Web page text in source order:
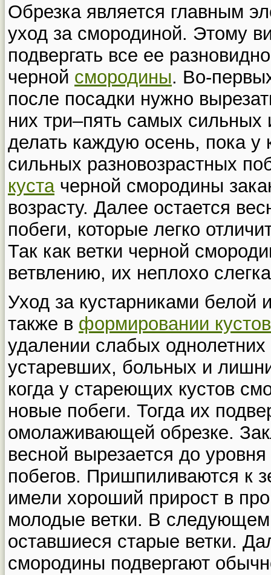
Обрезка является главным
уход за смородиной. Этому
подвергать все ее
черной смородины. Во-
после посадки нужно
них три–пять самых
делать каждую осень, пока у
сильных разновозрастных
кустачерной смородины
возрасту. Далее остается
побеги, которые легко
Так как ветки черной
ветвлению, их неплохо
Уход за кустарниками белой
также в формировании кустов
удалении слабых однолетних
устаревших, больных и
когда у стареющих кустов
новые побеги. Тогда их
омолаживающей обрезке.
весной вырезается до
побегов. Пришпиливаются к
имели хороший прирост в
молодые ветки. В следующем
оставшиеся старые ветки.
смородины подвергают